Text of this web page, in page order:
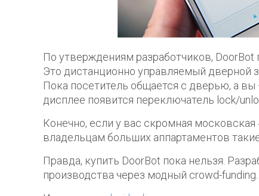
По утверждениям разработчиков,
Это дистанционно управляемый дверной
Пока посетитель общается с дверью, а
дисплее появится переключатель lock/
Конечно, если у вас скромная
владельцам больших аппартаментов
Правда, купить DoorBot пока нельзя.
производства через модный crowd-funding.